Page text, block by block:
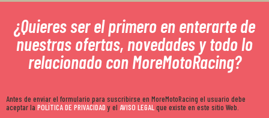
¿Quieres ser el primero en enterarte de
nuestras ofertas, novedades y todo lo
relacionado con MoreMotoRacing?
Antes de enviar el formulario para suscribirse en MoreMotoRacing el usuario debe
aceptar la POLÍTICA DE PRIVACIDADy el AVISO LEGALque existe en este sitio Web.